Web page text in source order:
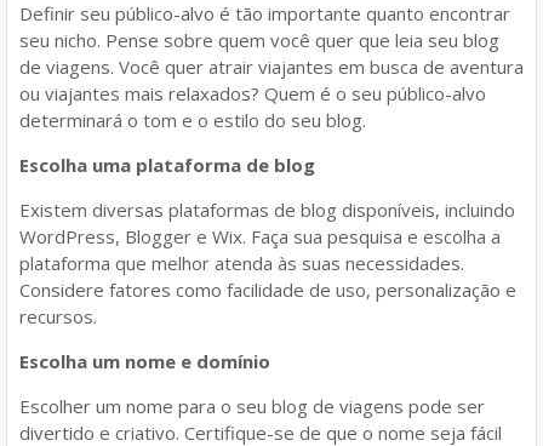
Definir seu público-alvo é tão importante quanto encontrar
seu nicho. Pense sobre quem você quer que leia seu blog
de viagens. Você quer atrair viajantes em busca de aventura
ou viajantes mais relaxados? Quem é o seu público-alvo
determinará o tom e o estilo do seu blog.
Escolha uma plataforma de blog
Existem diversas plataformas de blog disponíveis, incluindo
WordPress, Blogger e Wix. Faça sua pesquisa e escolha a
plataforma que melhor atenda às suas necessidades.
Considere fatores como facilidade de uso, personalização e
recursos.
Escolha um nome e domínio
Escolher um nome para o seu blog de viagens pode ser
divertido e criativo. Certifique-se de que o nome seja fácil